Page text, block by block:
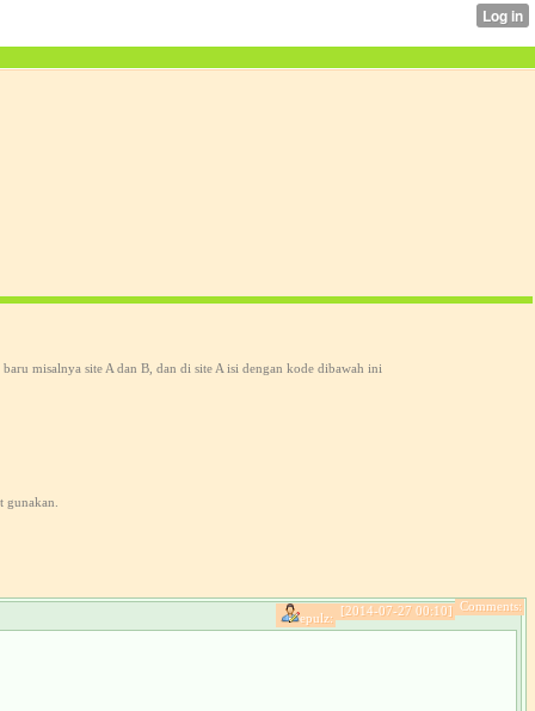
misalnya site A dan B, dan di site A isi dengan kode dibawah ini
gunakan.
Comments:
[2014-07-27 00:10]
epulz: